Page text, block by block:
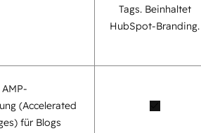
Tags. Beinhaltet
HubSpot-Branding.
(Accelerated
für Blogs